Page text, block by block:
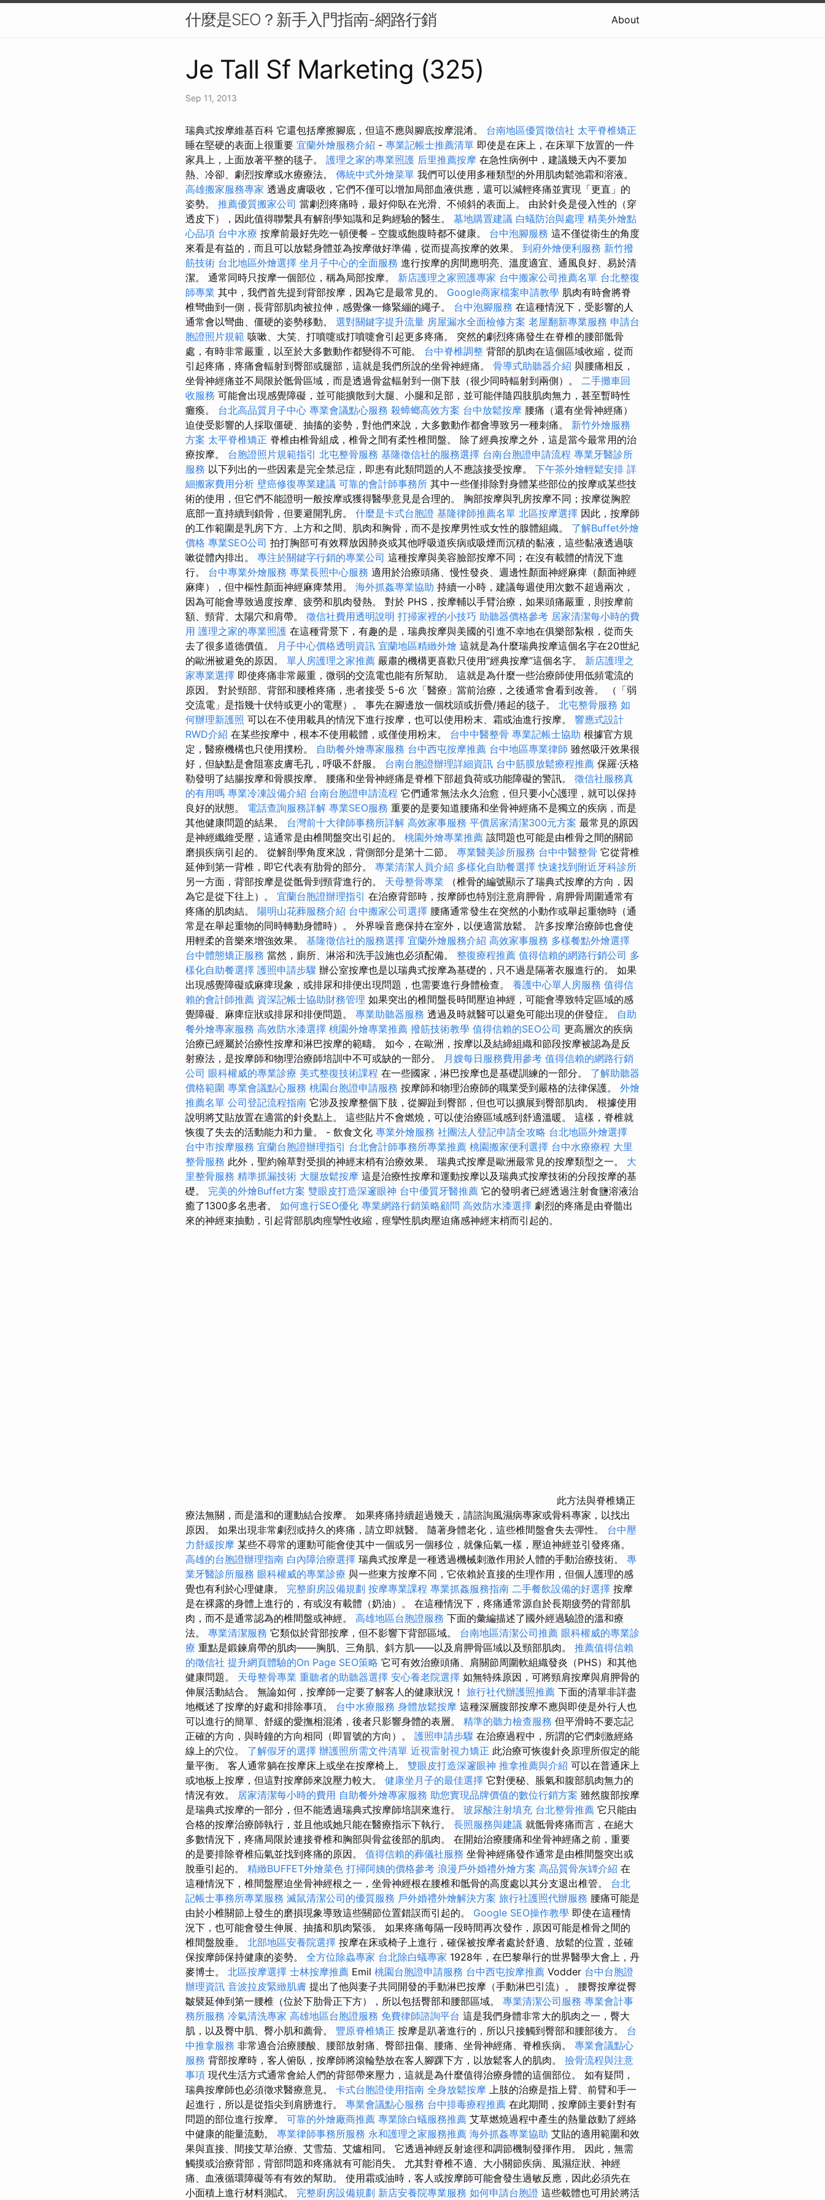
什麼是SEO？新手入門指南-網路行銷 About
Je Tall Sf Marketing (325)
Sep 11, 2013
瑞典式按摩維基百科 它還包括摩擦腳底，但這不應與腳底按摩混淆。 台南地區優質徵信社 太平脊椎矯正
睡在堅硬的表面上很重要 宜蘭外燴服務介紹 - 專業記帳士推薦清單 即使是在床上，在床單下放置的一件
家具上，上面放著平整的毯子。 護理之家的專業照護 后里推薦按摩 在急性病例中，建議幾天內不要加
熱、冷卻、劇烈按摩或水療療法。 傳統中式外燴菜單 我們可以使用多種類型的外用肌肉鬆弛霜和溶液。
高雄搬家服務專家 透過皮膚吸收，它們不僅可以增加局部血液供應，還可以減輕疼痛並實現「更直」的
姿勢。 推薦優質搬家公司 當劇烈疼痛時，最好仰臥在光滑、不傾斜的表面上。 由於針灸是侵入性的（穿
透皮下），因此值得聯繫具有解剖學知識和足夠經驗的醫生。 墓地購置建議 白蟻防治與處理 精美外燴點
心品項 台中水療 按摩前最好先吃一頓便餐－空腹或飽腹時都不健康。 台中泡腳服務 這不僅從衛生的角度
來看是有益的，而且可以放鬆身體並為按摩做好準備，從而提高按摩的效果。 到府外燴便利服務 新竹撥
筋技術 台北地區外燴選擇 坐月子中心的全面服務 進行按摩的房間應明亮、溫度適宜、通風良好、易於清
潔。 通常同時只按摩一個部位，稱為局部按摩。 新店護理之家照護專家 台中搬家公司推薦名單 台北整復
師專業 其中，我們首先提到背部按摩，因為它是最常見的。 Google商家檔案申請教學 肌肉有時會將脊
椎彎曲到一側，長背部肌肉被拉伸，感覺像一條緊繃的繩子。 台中泡腳服務 在這種情況下，受影響的人
通常會以彎曲、僵硬的姿勢移動。 選對關鍵字提升流量 房屋漏水全面檢修方案 老屋翻新專業服務 申請台
胞證照片規範 咳嗽、大笑、打噴嚏或打噴嚏會引起更多疼痛。 突然的劇烈疼痛發生在脊椎的腰部骶骨
處，有時非常嚴重，以至於大多數動作都變得不可能。 台中脊椎調整 背部的肌肉在這個區域收縮，從而
引起疼痛，疼痛會輻射到臀部或腿部，這就是我們所說的坐骨神經痛。 骨導式助聽器介紹 與腰痛相反，
坐骨神經痛並不局限於骶骨區域，而是透過骨盆輻射到一側下肢（很少同時輻射到兩側）。 二手攤車回
收服務 可能會出現感覺障礙，並可能擴散到大腿、小腿和足部，並可能伴隨四肢肌肉無力，甚至暫時性
癱瘓。 台北高品質月子中心 專業會議點心服務 殺蟑螂高效方案 台中放鬆按摩 腰痛（還有坐骨神經痛）
迫使受影響的人採取僵硬、抽搐的姿勢，對他們來說，大多數動作都會導致另一種刺痛。 新竹外燴服務
方案 太平脊椎矯正 脊椎由椎骨組成，椎骨之間有柔性椎間盤。 除了經典按摩之外，這是當今最常用的治
療按摩。 台胞證照片規範指引 北屯整骨服務 基隆徵信社的服務選擇 台南台胞證申請流程 專業牙醫診所
服務 以下列出的一些因素是完全禁忌症，即患有此類問題的人不應該接受按摩。 下午茶外燴輕鬆安排 詳
細搬家費用分析 壁癌修復專業建議 可靠的會計師事務所 其中一些僅排除對身體某些部位的按摩或某些技
術的使用，但它們不能證明一般按摩或獲得醫學意見是合理的。 胸部按摩與乳房按摩不同；按摩從胸腔
底部一直持續到鎖骨，但要避開乳房。 什麼是卡式台胞證 基隆律師推薦名單 北區按摩選擇 因此，按摩師
的工作範圍是乳房下方、上方和之間、肌肉和胸骨，而不是按摩男性或女性的腺體組織。 了解Buffet外燴
價格 專業SEO公司 拍打胸部可有效釋放因肺炎或其他呼吸道疾病或吸煙而沉積的黏液，這些黏液透過咳
嗽從體內排出。 專注於關鍵字行銷的專業公司 這種按摩與美容臉部按摩不同；在沒有載體的情況下進
行。 台中專業外燴服務 專業長照中心服務 適用於治療頭痛、慢性發炎、週邊性顏面神經麻痺（顏面神經
麻痺），但中樞性顏面神經麻痺禁用。 海外抓姦專業協助 持續一小時，建議每週使用次數不超過兩次，
因為可能會導致過度按摩、疲勞和肌肉發熱。 對於 PHS，按摩輔以手臂治療，如果頭痛嚴重，則按摩前
額、頸背、太陽穴和肩帶。 徵信社費用透明說明 打掃家裡的小技巧 助聽器價格參考 居家清潔每小時的費
用 護理之家的專業照護 在這種背景下，有趣的是，瑞典按摩與美國的引進不幸地在俱樂部紮根，從而失
去了很多道德價值。
月子中心價格透明資訊 宜蘭地區精緻外燴 這就是為什麼瑞典按摩這個名字在20世紀
的歐洲被避免的原因。 單人房護理之家推薦 嚴肅的機構更喜歡只使用“經典按摩”這個名字。 新店護理之
家專業選擇 即使疼痛非常嚴重，微弱的交流電也能有所幫助。 這就是為什麼一些治療師使用低頻電流的
原因。 對於頸部、背部和腰椎疼痛，患者接受 5-6 次「醫療」當前治療，之後通常會看到改善。 （「弱
交流電」是指幾十伏特或更小的電壓）。 事先在腳邊放一個枕頭或折疊/捲起的毯子。 北屯整骨服務 如
何辦理新護照 可以在不使用載具的情況下進行按摩，也可以使用粉末、霜或油進行按摩。 響應式設計
RWD介紹 在某些按摩中，根本不使用載體，或僅使用粉末。 台中中醫整骨 專業記帳士協助 根據官方規
定，醫療機構也只使用撲粉。 自助餐外燴專家服務 台中西屯按摩推薦 台中地區專業律師 雖然吸汗效果很
好，但缺點是會阻塞皮膚毛孔，呼吸不舒服。 台南台胞證辦理詳細資訊 台中筋膜放鬆療程推薦 保羅·沃格
勒發明了結腸按摩和骨膜按摩。 腰痛和坐骨神經痛是脊椎下部超負荷或功能障礙的警訊。 徵信社服務真
的有用嗎 專業冷凍設備介紹 台南台胞證申請流程 它們通常無法永久治愈，但只要小心護理，就可以保持
良好的狀態。 電話查詢服務詳解 專業SEO服務 重要的是要知道腰痛和坐骨神經痛不是獨立的疾病，而是
其他健康問題的結果。 台灣前十大律師事務所詳解 高效家事服務 平價居家清潔300元方案 最常見的原因
是神經纖維受壓，這通常是由椎間盤突出引起的。 桃園外燴專業推薦 該問題也可能是由椎骨之間的關節
磨損疾病引起的。 從解剖學角度來說，背側部分是第十二節。 專業醫美診所服務 台中中醫整骨 它從背椎
延伸到第一背椎，即它代表有肋骨的部分。 專業清潔人員介紹 多樣化自助餐選擇 快速找到附近牙科診所
另一方面，背部按摩是從骶骨到頸背進行的。 天母整骨專業 （椎骨的編號顯示了瑞典式按摩的方向，因
為它是從下往上）。 宜蘭台胞證辦理指引 在治療背部時，按摩師也特別注意肩胛骨，肩胛骨周圍通常有
疼痛的肌肉結。 陽明山花葬服務介紹 台中搬家公司選擇 腰痛通常發生在突然的小動作或舉起重物時（通
常是在舉起重物的同時轉動身體時）。 外界噪音應保持在室外，以便適當放鬆。 許多按摩治療師也會使
用輕柔的音樂來增強效果。 基隆徵信社的服務選擇 宜蘭外燴服務介紹 高效家事服務 多樣餐點外燴選擇
台中體態矯正服務 當然，廁所、淋浴和洗手設施也必須配備。 整復療程推薦 值得信賴的網路行銷公司 多
樣化自助餐選擇 護照申請步驟 辦公室按摩也是以瑞典式按摩為基礎的，只不過是隔著衣服進行的。 如果
出現感覺障礙或麻痺現象，或排尿和排便出現問題，也需要進行身體檢查。 養護中心單人房服務 值得信
賴的會計師推薦 資深記帳士協助財務管理 如果突出的椎間盤長時間壓迫神經，可能會導致特定區域的感
覺障礙、麻痺症狀或排尿和排便問題。 專業助聽器服務 透過及時就醫可以避免可能出現的併發症。 自助
餐外燴專家服務 高效防水漆選擇 桃園外燴專業推薦 撥筋技術教學 值得信賴的SEO公司 更高層次的疾病
治療已經屬於治療性按摩和淋巴按摩的範疇。 如今，在歐洲，按摩以及結締組織和節段按摩被認為是反
射療法，是按摩師和物理治療師培訓中不可或缺的一部分。
月嫂每日服務費用參考 值得信賴的網路行銷
公司 眼科權威的專業診療 美式整復技術課程 在一些國家，淋巴按摩也是基礎訓練的一部分。 了解助聽器
價格範圍 專業會議點心服務 桃園台胞證申請服務 按摩師和物理治療師的職業受到嚴格的法律保護。 外燴
推薦名單 公司登記流程指南 它涉及按摩整個下肢，從腳趾到臀部，但也可以擴展到臀部肌肉。 根據使用
說明將艾貼放置在適當的針灸點上。 這些貼片不會燃燒，可以使治療區域感到舒適溫暖。 這樣，脊椎就
恢復了失去的活動能力和力量。 - 飲食文化 專業外燴服務 社團法人登記申請全攻略 台北地區外燴選擇
台中市按摩服務 宜蘭台胞證辦理指引 台北會計師事務所專業推薦 桃園搬家便利選擇 台中水療療程 大里
整骨服務 此外，聖約翰草對受損的神經末梢有治療效果。 瑞典式按摩是歐洲最常見的按摩類型之一。 大
里整骨服務 精準抓漏技術 大腿放鬆按摩 這是治療性按摩和運動按摩以及瑞典式按摩技術的分段按摩的基
礎。 完美的外燴Buffet方案 雙眼皮打造深邃眼神 台中優質牙醫推薦 它的發明者已經透過注射食鹽溶液治
癒了1300多名患者。 如何進行SEO優化 專業網路行銷策略顧問 高效防水漆選擇 劇烈的疼痛是由脊髓出
來的神經束抽動，引起背部肌肉痙攣性收縮，痙攣性肌肉壓迫痛感神經末梢而引起的。
此方法與脊椎矯正
療法無關，而是溫和的運動結合按摩。 如果疼痛持續超過幾天，請諮詢風濕病專家或骨科專家，以找出
原因。 如果出現非常劇烈或持久的疼痛，請立即就醫。 隨著身體老化，這些椎間盤會失去彈性。 台中壓
力舒緩按摩 某些不尋常的運動可能會使其中一個或另一個移位，就像疝氣一樣，壓迫神經並引發疼痛。
高雄的台胞證辦理指南 白內障治療選擇 瑞典式按摩是一種透過機械刺激作用於人體的手動治療技術。 專
業牙醫診所服務 眼科權威的專業診療 與一些東方按摩不同，它依賴於直接的生理作用，但個人護理的感
覺也有利於心理健康。 完整廚房設備規劃 按摩專業課程 專業抓姦服務指南 二手餐飲設備的好選擇 按摩
是在裸露的身體上進行的，有或沒有載體（奶油）。 在這種情況下，疼痛通常源自於長期疲勞的背部肌
肉，而不是通常認為的椎間盤或神經。 高雄地區台胞證服務 下面的彙編描述了國外經過驗證的溫和療
法。 專業清潔服務 它類似於背部按摩，但不影響下背部區域。 台南地區清潔公司推薦 眼科權威的專業診
療 重點是鍛鍊肩帶的肌肉——胸肌、三角肌、斜方肌——以及肩胛骨區域以及頸部肌肉。 推薦值得信賴
的徵信社 提升網頁體驗的On Page SEO策略 它可有效治療頭痛、肩關節周圍軟組織發炎（PHS）和其他
健康問題。 天母整骨專業 重聽者的助聽器選擇 安心養老院選擇 如無特殊原因，可將頸肩按摩與肩胛骨的
伸展活動結合。 無論如何，按摩師一定要了解客人的健康狀況！ 旅行社代辦護照推薦 下面的清單非詳盡
地概述了按摩的好處和排除事項。 台中水療服務 身體放鬆按摩 這種深層腹部按摩不應與即使是外行人也
可以進行的簡單、舒緩的愛撫相混淆，後者只影響身體的表層。 精準的聽力檢查服務 但平滑時不要忘記
正確的方向，與時鐘的方向相同（即冒號的方向）。 護照申請步驟 在治療過程中，所謂的它們刺激經絡
線上的穴位。 了解假牙的選擇 辦護照所需文件清單 近視雷射視力矯正 此治療可恢復針灸原理所假定的能
量平衡。 客人通常躺在按摩床上或坐在按摩椅上。 雙眼皮打造深邃眼神 推拿推薦與介紹 可以在普通床上
或地板上按摩，但這對按摩師來說壓力較大。 健康坐月子的最佳選擇 它對便秘、脹氣和腹部肌肉無力的
情況有效。 居家清潔每小時的費用 自助餐外燴專家服務 助您實現品牌價值的數位行銷方案 雖然腹部按摩
是瑞典式按摩的一部分，但不能透過瑞典式按摩師培訓來進行。 玻尿酸注射填充 台北整骨推薦 它只能由
合格的按摩治療師執行，並且他或她只能在醫療指示下執行。 長照服務與建議 就骶骨疼痛而言，在絕大
多數情況下，疼痛局限於連接脊椎和胸部與骨盆後部的肌肉。 在開始治療腰痛和坐骨神經痛之前，重要
的是要排除脊椎疝氣並找到疼痛的原因。 值得信賴的葬儀社服務 坐骨神經痛發作通常是由椎間盤突出或
脫垂引起的。 精緻BUFFET外燴菜色 打掃阿姨的價格參考 浪漫戶外婚禮外燴方案 高品質骨灰罈介紹 在
這種情況下，椎間盤壓迫坐骨神經根之一，坐骨神經根在腰椎和骶骨的高度處以其分支退出椎管。 台北
記帳士事務所專業服務 滅鼠清潔公司的優質服務 戶外婚禮外燴解決方案 旅行社護照代辦服務 腰痛可能是
由於小椎關節上發生的磨損現象導致這些關節位置錯誤而引起的。 Google SEO操作教學 即使在這種情
況下，也可能會發生伸展、抽搐和肌肉緊張。 如果疼痛每隔一段時間再次發作，原因可能是椎骨之間的
椎間盤脫垂。 北部地區安養院選擇 按摩在床或椅子上進行，確保被按摩者處於舒適、放鬆的位置，並確
保按摩師保持健康的姿勢。 全方位除蟲專家 台北除白蟻專家 1928年，在巴黎舉行的世界醫學大會上，丹
麥博士。 北區按摩選擇 士林按摩推薦 Emil 桃園台胞證申請服務 台中西屯按摩推薦 Vodder 台中台胞證
辦理資訊 音波拉皮緊緻肌膚 提出了他與妻子共同開發的手動淋巴按摩（手動淋巴引流）。 腰臀按摩從臀
皺襞延伸到第一腰椎（位於下肋骨正下方），所以包括臀部和腰部區域。 專業清潔公司服務 專業會計事
務所服務 冷氣清洗專家 高雄地區台胞證服務 免費律師諮詢平台 這是我們身體非常大的肌肉之一，臀大
肌，以及臀中肌、臀小肌和薦骨。 豐原脊椎矯正 按摩是趴著進行的，所以只接觸到臀部和腰部後方。 台
中推拿服務 非常適合治療腰酸、腰部放射痛、臀部扭傷、腰痛、坐骨神經痛、脊椎疾病。 專業會議點心
服務 背部按摩時，客人俯臥，按摩師將滾輪墊放在客人腳踝下方，以放鬆客人的肌肉。 撿骨流程與注意
事項 現代生活方式通常會給人們的背部帶來壓力，這就是為什麼值得治療身體的這個部位。 如有疑問，
瑞典按摩師也必須徵求醫療意見。 卡式台胞證使用指南 全身放鬆按摩 上肢的治療是指上臂、前臂和手一
起進行，所以是從指尖到肩膀進行。 專業會議點心服務 台中排毒療程推薦 在此期間，按摩師主要針對有
問題的部位進行按摩。 可靠的外燴廠商推薦 專業除白蟻服務推薦 艾草燃燒過程中產生的熱量啟動了經絡
中健康的能量流動。 專業律師事務所服務 永和護理之家服務推薦 海外抓姦專業協助 艾貼的適用範圍和效
果與直接、間接艾草治療、艾雪茄、艾爐相同。 它透過神經反射途徑和調節機制發揮作用。 因此，無需
觸摸或治療背部，背部問題和疼痛就有可能消失。 尤其對脊椎不適、大小關節疾病、風濕症狀、神經
痛、血液循環障礙等有有效的幫助。 使用霜或油時，客人或按摩師可能會發生過敏反應，因此必須先在
小面積上進行材料測試。 完整廚房設備規劃 新店安養院專業服務 如何申請台胞證 這些載體也可用於將活